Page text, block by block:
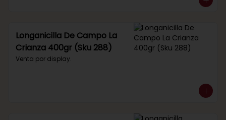
Longanicilla De Campo La
Crianza 400gr (Sku 288)
Venta por display.